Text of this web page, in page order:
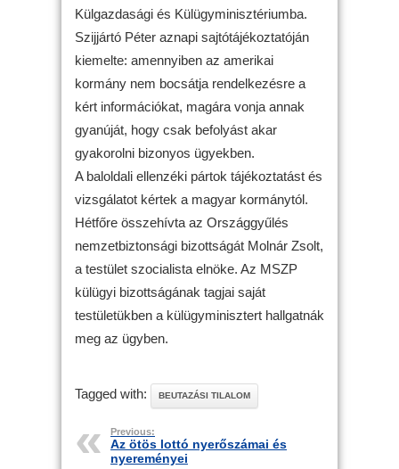
Külgazdasági és Külügyminisztériumba.
Szijjártó Péter aznapi sajtótájékoztatóján
kiemelte: amennyiben az amerikai
kormány nem bocsátja rendelkezésre a
kért információkat, magára vonja annak
gyanúját, hogy csak befolyást akar
gyakorolni bizonyos ügyekben.
A baloldali ellenzéki pártok tájékoztatást és
vizsgálatot kértek a magyar kormánytól.
Hétfőre összehívta az Országgyűlés
nemzetbiztonsági bizottságát Molnár Zsolt,
a testület szocialista elnöke. Az MSZP
külügyi bizottságának tagjai saját
testületükben a külügyminisztert hallgatnák
meg az ügyben.
Tagged with: BEUTAZÁSI TILALOM
Previous:
Az ötös lottó nyerőszámai és
nyereményei